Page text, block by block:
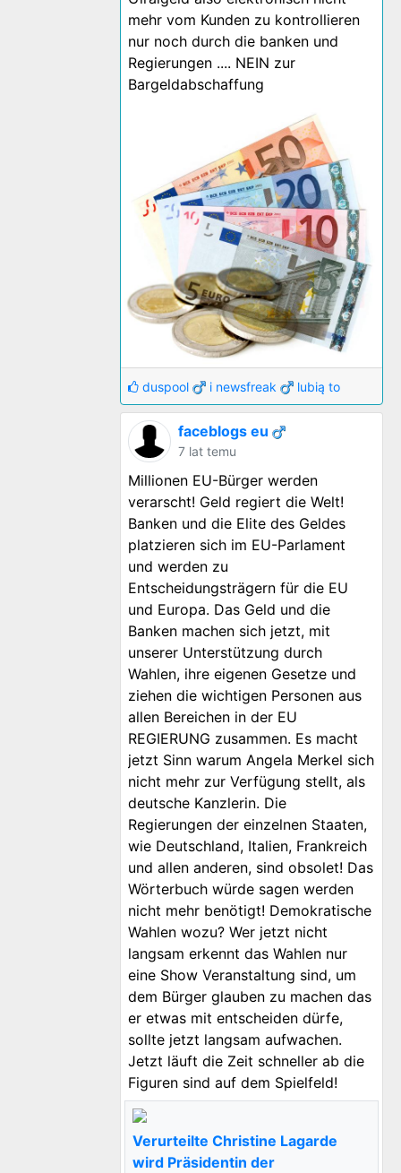
mehr vom Kunden zu kontrollieren
nur noch durch die banken und
Regierungen .... NEIN zur
Bargeldabschaffung
duspool i newsfreak lubią to
faceblogs eu
7 lat temu
Millionen EU-Bürger werden
verarscht! Geld regiert die Welt!
Banken und die Elite des Geldes
platzieren sich im EU-Parlament
und werden zu
Entscheidungsträgern für die EU
und Europa. Das Geld und die
Banken machen sich jetzt, mit
unserer Unterstützung durch
Wahlen, ihre eigenen Gesetze und
ziehen die wichtigen Personen aus
allen Bereichen in der EU
REGIERUNG zusammen. Es macht
jetzt Sinn warum Angela Merkel sich
nicht mehr zur Verfügung stellt, als
deutsche Kanzlerin. Die
Regierungen der einzelnen Staaten,
wie Deutschland, Italien, Frankreich
und allen anderen, sind obsolet! Das
Wörterbuch würde sagen werden
nicht mehr benötigt! Demokratische
Wahlen wozu? Wer jetzt nicht
langsam erkennt das Wahlen nur
eine Show Veranstaltung sind, um
dem Bürger glauben zu machen das
er etwas mit entscheiden dürfe,
sollte jetzt langsam aufwachen.
Jetzt läuft die Zeit schneller ab die
Figuren sind auf dem Spielfeld!
Verurteilte Christine Lagarde
wird Präsidentin der